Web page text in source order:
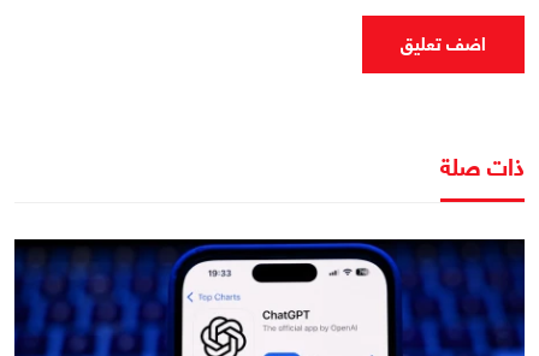
اضف تعليق
ذات صلة